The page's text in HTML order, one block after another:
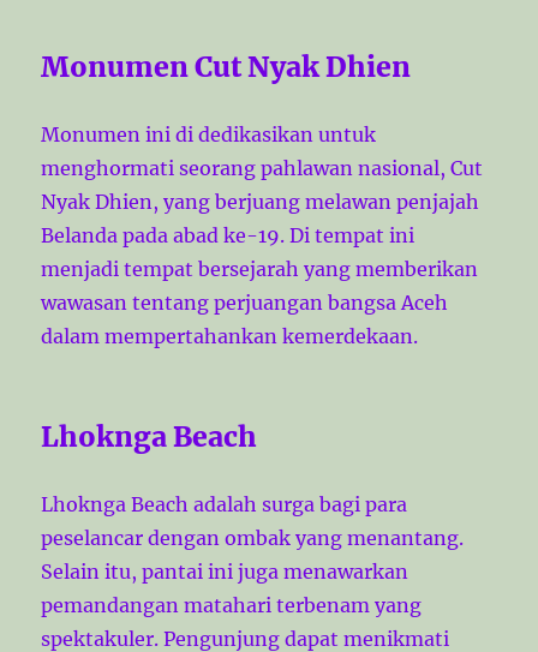
Monumen Cut Nyak Dhien
Monumen ini di dedikasikan untuk
menghormati seorang pahlawan nasional, Cut
Nyak Dhien, yang berjuang melawan penjajah
Belanda pada abad ke-19. Di tempat ini
menjadi tempat bersejarah yang memberikan
wawasan tentang perjuangan bangsa Aceh
dalam mempertahankan kemerdekaan.
Lhoknga Beach
Lhoknga Beach adalah surga bagi para
peselancar dengan ombak yang menantang.
Selain itu, pantai ini juga menawarkan
pemandangan matahari terbenam yang
spektakuler. Pengunjung dapat menikmati